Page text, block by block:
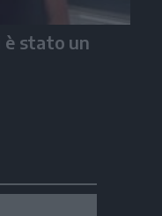
è stato un